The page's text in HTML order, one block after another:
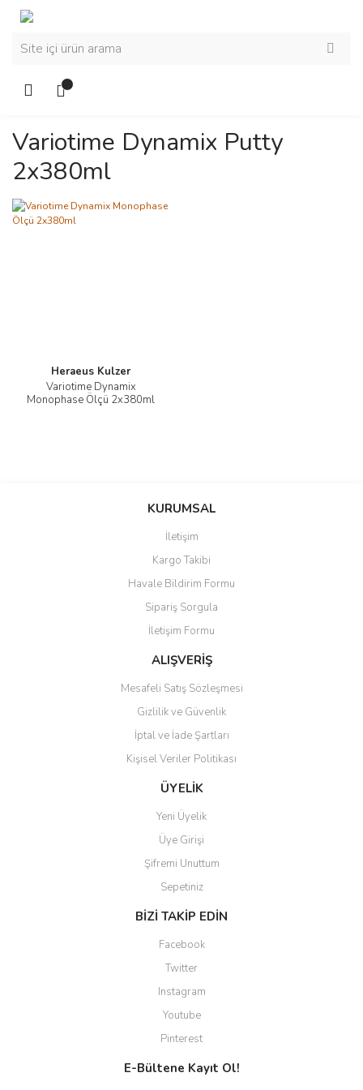
Variotime Dynamix Putty
2x380ml
Heraeus Kulzer
Variotime Dynamix
Monophase Ölçü 2x380ml
KURUMSAL
İletişim
Kargo Takibi
Havale Bildirim Formu
Sipariş Sorgula
İletişim Formu
ALIŞVERİŞ
Mesafeli Satış Sözleşmesi
Gizlilik ve Güvenlik
İptal ve İade Şartları
Kişisel Veriler Politikası
ÜYELİK
Yeni Üyelik
Üye Girişi
Şifremi Unuttum
Sepetiniz
BİZİ TAKİP EDİN
Facebook
Twitter
Instagram
Youtube
Pinterest
E-Bültene Kayıt Ol!